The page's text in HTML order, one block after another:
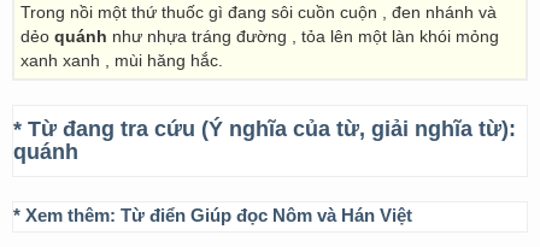
Trong nồi một thứ thuốc gì đang sôi cuồn cuộn , đen nhánh và
dẻo quánh như nhựa tráng đường , tỏa lên một làn khói mỏng
xanh xanh , mùi hăng hắc.
* Từ đang tra cứu (Ý nghĩa của từ, giải nghĩa từ):
quánh
* Xem thêm: Từ điển Giúp đọc Nôm và Hán Việt